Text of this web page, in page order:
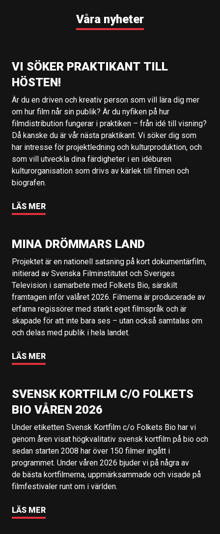
Våra nyheter
VI SÖKER PRAKTIKANT TILL
HÖSTEN!
Är du en driven och kreativ person som vill lära dig mer
om hur film når sin publik? Är du nyfiken på hur
filmdistribution fungerar i praktiken – från idé till visning?
Då kanske du är vår nästa praktikant. Vi söker dig som
har intresse för projektledning och kulturproduktion, och
som vill utveckla dina färdigheter i en idéburen
kulturorganisation som drivs av kärlek till filmen och
biografen.
LÄS MER
MINA DRÖMMARS LAND
Projektet är en nationell satsning på kort dokumentärfilm,
initierad av Svenska Filminstitutet och Sveriges
Television i samarbete med Folkets Bio, särskilt
framtagen inför valåret 2026. Filmerna är producerade av
erfarna regissörer med starkt eget filmspråk och är
skapade för att inte bara ses – utan också samtalas om
och delas med publik i hela landet.
LÄS MER
SVENSK KORTFILM C/O FOLKETS
BIO VÅREN 2026
Under etiketten Svensk Kortfilm c/o Folkets Bio har vi
genom åren visat högkvalitativ svensk kortfilm på bio och
sedan starten 2008 har över 150 filmer ingått i
programmet. Under våren 2026 bjuder vi på några av
de bästa kortfilmerna, uppmärksammade och visade på
filmfestivaler runt om i världen.
LÄS MER